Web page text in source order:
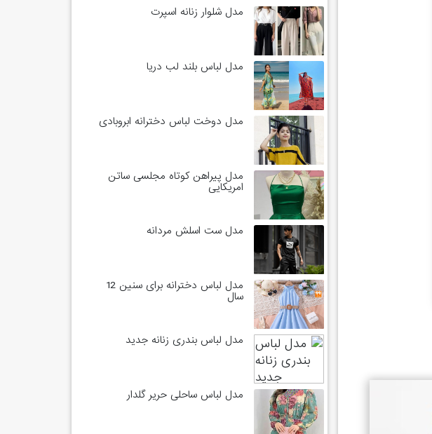
مدل شلوار زنانه اسپرت
مدل لباس بلند لب دریا
مدل دوخت لباس دخترانه ابروبادی
مدل پیراهن کوتاه مجلسی ساتن
امریکایی
مدل ست اسلش مردانه
مدل لباس دخترانه برای سنین 12
سال
مدل لباس بندری زنانه جدید
مدل لباس ساحلی حریر گلدار